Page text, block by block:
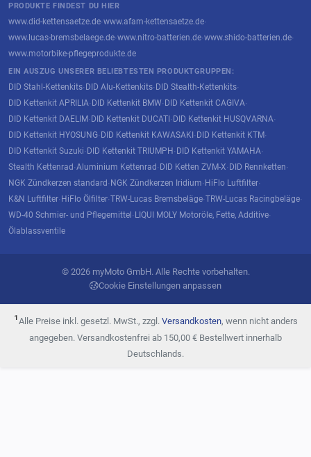
PRODUKTE FINDEST DU HIER
www.did-kettensaetze.de·www.afam-kettensaetze.de·
www.lucas-bremsbelaege.de·www.nitro-batterien.de·www.shido-batterien.de·
www.motorbike-pflegeprodukte.de
EIN AUSZUG UNSERER BELIEBTESTEN PRODUKTGRUPPEN:
DID Stahl-Kettenkits· DID Alu-Kettenkits· DID Stealth-Kettenkits·
DID Kettenkit APRILIA· DID Kettenkit BMW· DID Kettenkit CAGIVA·
DID Kettenkit DAELIM· DID Kettenkit DUCATI· DID Kettenkit HUSQVARNA·
DID Kettenkit HYOSUNG· DID Kettenkit KAWASAKI· DID Kettenkit KTM·
DID Kettenkit Suzuki· DID Kettenkit TRIUMPH· DID Kettenkit YAMAHA·
Stealth Kettenrad·Aluminium Kettenrad· DID Ketten ZVM-X· DID Rennketten·
NGK Zündkerzen standard· NGK Zündkerzen Iridium· HiFlo Luftfilter·
K&N Luftfilter· HiFlo Ölfilter·TRW-Lucas Bremsbeläge·TRW-Lucas Racingbeläge·
WD-40 Schmier- und Pflegemittel· LIQUI MOLY Motoröle, Fette, Additive·
Ölablassventile
© 2026 myMoto GmbH. Alle Rechte vorbehalten.
Cookie Einstellungen anpassen
¹Alle Preise inkl. gesetzl. MwSt., zzgl. Versandkosten, wenn nicht anders
angegeben. Versandkostenfrei ab 150,00 € Bestellwert innerhalb
Deutschlands.